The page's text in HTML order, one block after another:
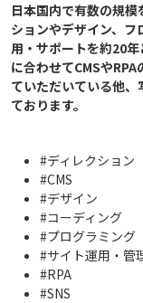
日本国内で有数の規
ションやデザイン、
用・サポートを約20
に合わせてCMSや
ていただいている他
#ディレクション
#CMS
#デザイン
#コーディング
#プログラミング
#サイト運用・管
#RPA
#SNS